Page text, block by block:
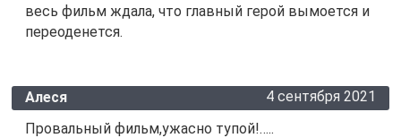
весь фильм ждала, что главный герой вымоется и
переоденется.
Алеся
4 сентября 2021
Провальный фильм,ужасно тупой!…..